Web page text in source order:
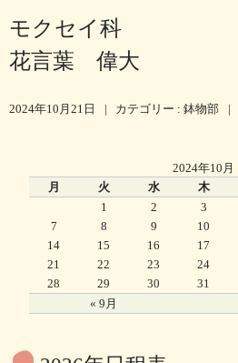
モクセイ科
花言葉 偉大
2024年10月21日 | カテゴリー : 鉢物部 |
2024年10月
月
火 水 木
« 9月
1 2 3
7
8 9 10
14
15 16 17
21
22 23 24
28
29 30 31